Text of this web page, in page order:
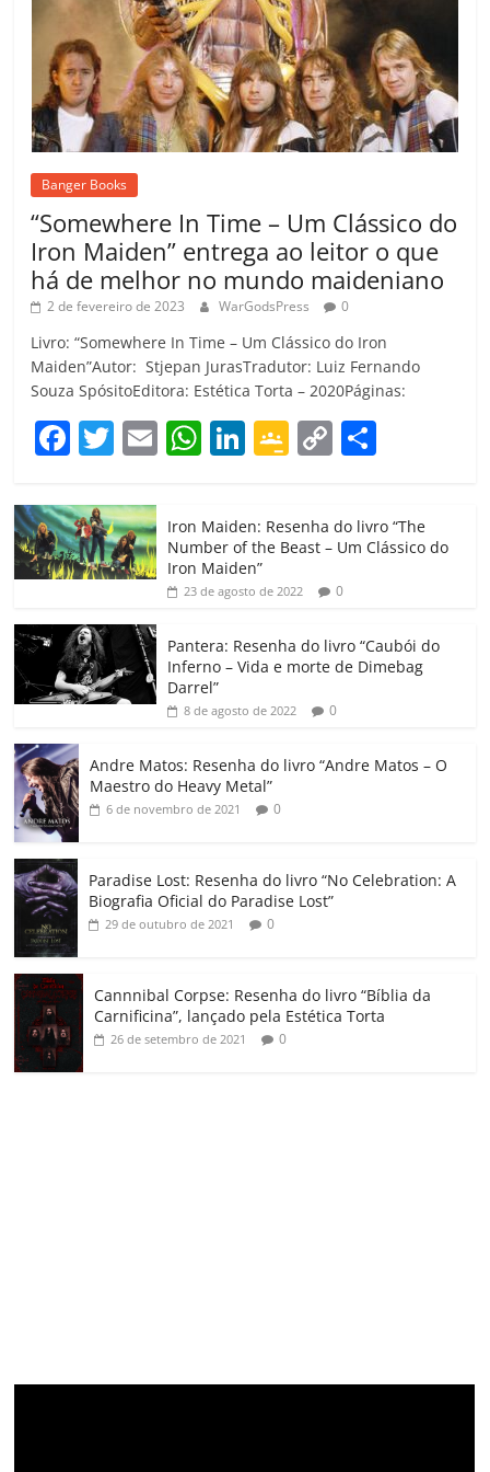
Banger Books
“Somewhere In Time – Um Clássico do
Iron Maiden” entrega ao leitor o que
há de melhor no mundo maideniano
2 de fevereiro de 2023 WarGodsPress 0
Livro: “Somewhere In Time – Um Clássico do Iron
Maiden”Autor: Stjepan JurasTradutor: Luiz Fernando
Souza SpósitoEditora: Estética Torta – 2020Páginas:
F
c
e
b
o
o
k
T
itt
er
E W
at
s
A
p
Li
e
dI
G
gl
e
Cl
a
ss
ro
o
C
p
y
Li
k
m
p
h
ar
Iron Maiden: Resenha do livro “The
Number of the Beast – Um Clássico do
Iron Maiden”
23 de agosto de 2022 0
Pantera: Resenha do livro “Caubói do
Inferno – Vida e morte de Dimebag
Darrel”
8 de agosto de 2022 0
Andre Matos: Resenha do livro “Andre Matos – O
Maestro do Heavy Metal”
6 de novembro de 2021 0
Paradise Lost: Resenha do livro “No Celebration: A
Biografia Oficial do Paradise Lost”
29 de outubro de 2021 0
Cannnibal Corpse: Resenha do livro “Bíblia da
Carnificina”, lançado pela Estética Torta
26 de setembro de 2021 0